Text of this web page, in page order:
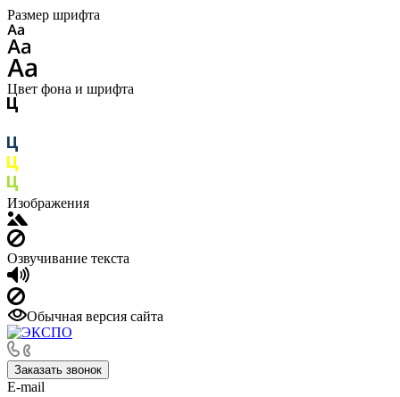
Размер шрифта
Цвет фона и шрифта
Изображения
Озвучивание текста
Обычная версия сайта
Заказать звонок
E-mail